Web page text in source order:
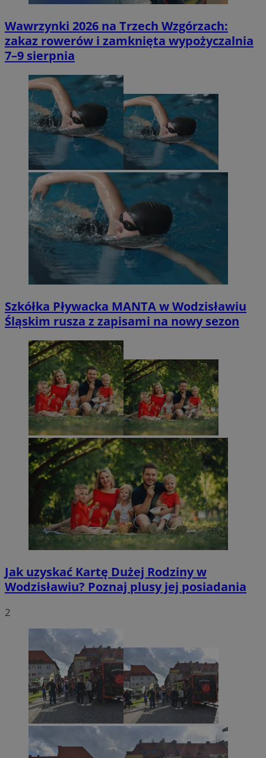
Wawrzynki 2026 na Trzech Wzgórzach:
zakaz rowerów i zamknięta wypożyczalnia
7–9 sierpnia
Szkółka Pływacka MANTA w Wodzisławiu
Śląskim rusza z zapisami na nowy sezon
Jak uzyskać Kartę Dużej Rodziny w
Wodzisławiu? Poznaj plusy jej posiadania
2